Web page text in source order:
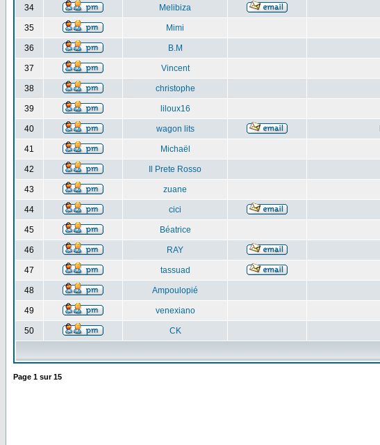
34 Melibiza
35 Mimi
36 B.M
37 Vincent
38 christophe
39 liloux16
40 wagon lits
41 Michaël
42 Il Prete Rosso
43 zuane
44 cici
45 Béatrice
46 RAY
47 tassuad
48 Ampoulopié
49 venexiano
50 CK
Page 1 sur15